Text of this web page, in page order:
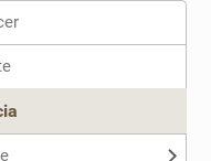
me ajudou